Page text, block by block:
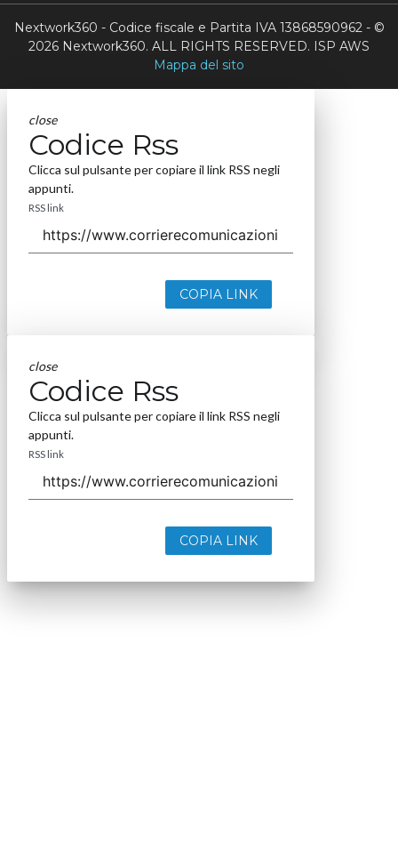
Nextwork360 - Codice fiscale e Partita IVA 13868590962 - ©
2026 Nextwork360. ALL RIGHTS RESERVED. ISP AWS
Mappa del sito
close
Codice Rss
Clicca sul pulsante per copiare il link RSS negli
appunti.
RSS link
COPIA LINK
close
Codice Rss
Clicca sul pulsante per copiare il link RSS negli
appunti.
RSS link
COPIA LINK